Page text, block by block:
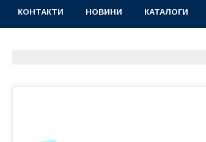
КОНТАКТИ НОВИНИ КАТАЛОГИ